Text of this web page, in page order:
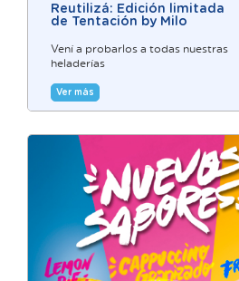
Reutilizá: Edición limitada
de Tentación by Milo
Vení a probarlos a todas nuestras
heladerías
Ver más